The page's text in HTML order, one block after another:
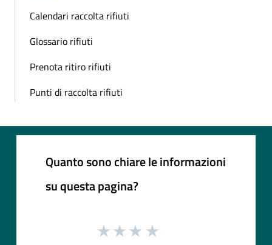
Calendari raccolta rifiuti
Glossario rifiuti
Prenota ritiro rifiuti
Punti di raccolta rifiuti
Quanto sono chiare le informazioni
su questa pagina?